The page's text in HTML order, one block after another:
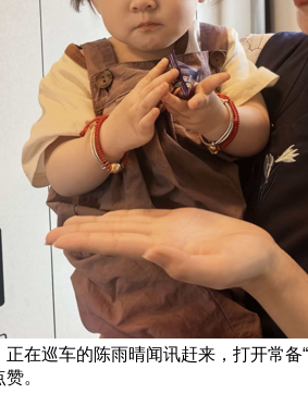
在巡车的陈雨晴闻讯赶来，打开常
。